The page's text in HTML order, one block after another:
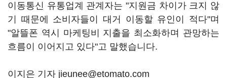
이동통신 유통업계 관계자는 "지원금 차이가 크지 않
기 때문에 소비자들이 대거 이동할 유인이 적다"며
"알뜰폰 역시 마케팅비 지출을 최소화하며 관망하는
흐름이 이어지고 있다"고 말했습니다.
이지은 기자 jieunee@etomato.com